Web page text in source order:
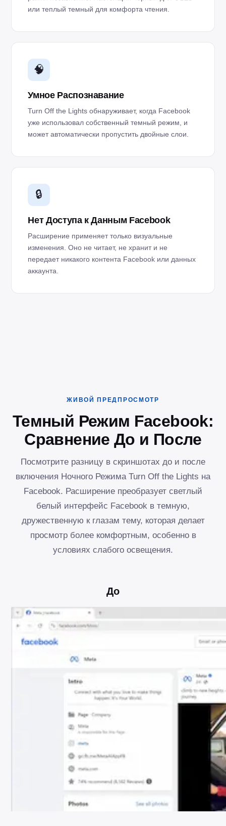
или теплый темный для комфорта чтения.
🧠
Умное Распознавание
Turn Off the Lights обнаруживает, когда Facebook
уже использовал собственный темный режим, и
может автоматически пропустить двойные слои.
🔒
Нет Доступа к Данным Facebook
Расширение применяет только визуальные
изменения. Оно не читает, не хранит и не
передает никакого контента Facebook или данных
аккаунта.
ЖИВОЙ ПРЕДПРОСМОТР
Темный Режим Facebook:
Сравнение До и После
Посмотрите разницу в скриншотах до и после
включения Ночного Режима Turn Off the Lights на
Facebook. Расширение преобразует светлый
белый интерфейс Facebook в темную,
дружественную к глазам тему, которая делает
просмотр более комфортным, особенно в
условиях слабого освещения.
До